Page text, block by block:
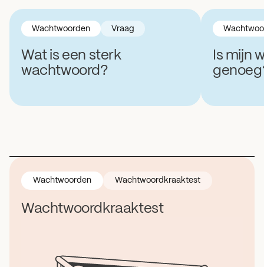
Wat is een sterk
wachtwoord?
Wachtwoorden Vraag
Is mijn
Wachtwoorden Wachtwoordkraaktest
Wachtwoordkraaktest